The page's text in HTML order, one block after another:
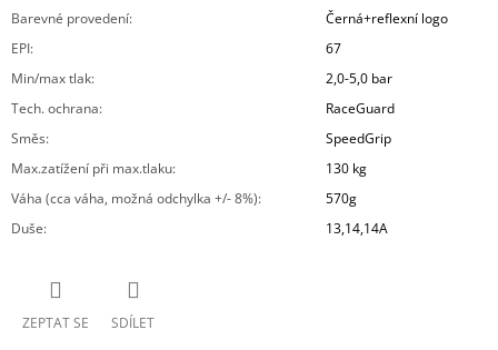
Barevné provedení:
Černá+reflexní logo
EPI:
67
Min/max tlak:
2,0-5,0 bar
Tech. ochrana:
RaceGuard
Směs:
SpeedGrip
Max.zatížení při max.tlaku:
130 kg
Váha (cca váha, možná odchylka +/- 8%):
570g
Duše: 13,14,14A
ZEPTAT SE SDÍLET